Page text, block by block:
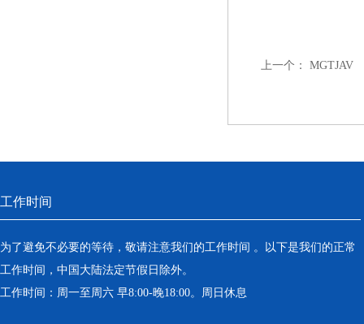
上一个： MGTJAV
工作时间
为了避免不必要的等待，敬请注意我们的工作时间 。以下是我们的正常
工作时间，中国大陆法定节假日除外。
工作时间：周一至周六 早8:00-晚18:00。周日休息